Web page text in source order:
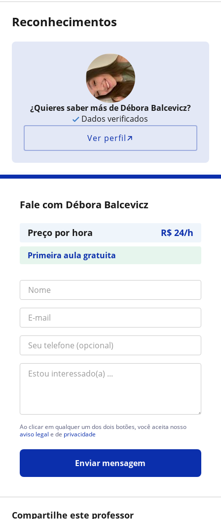
Compartilhe este professor
Reconhecimentos
¿Quieres saber más de Débora Balcevicz?
Dados verificados
Ver perfil
Fale com Débora Balcevicz
Preço por hora R$ 24/h
Primeira aula gratuita
Ao clicar em qualquer um dos dois botões, você aceita nosso
aviso legal e de privacidade
Enviar mensagem